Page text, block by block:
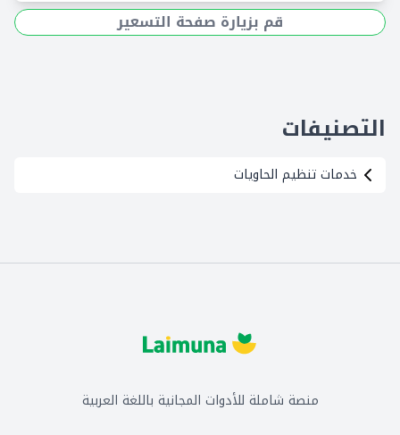
قم بزيارة صفحة التسعير
التصنيفات
خدمات تنظيم الحاويات
منصة شاملة للأدوات المجانية باللغة العربية